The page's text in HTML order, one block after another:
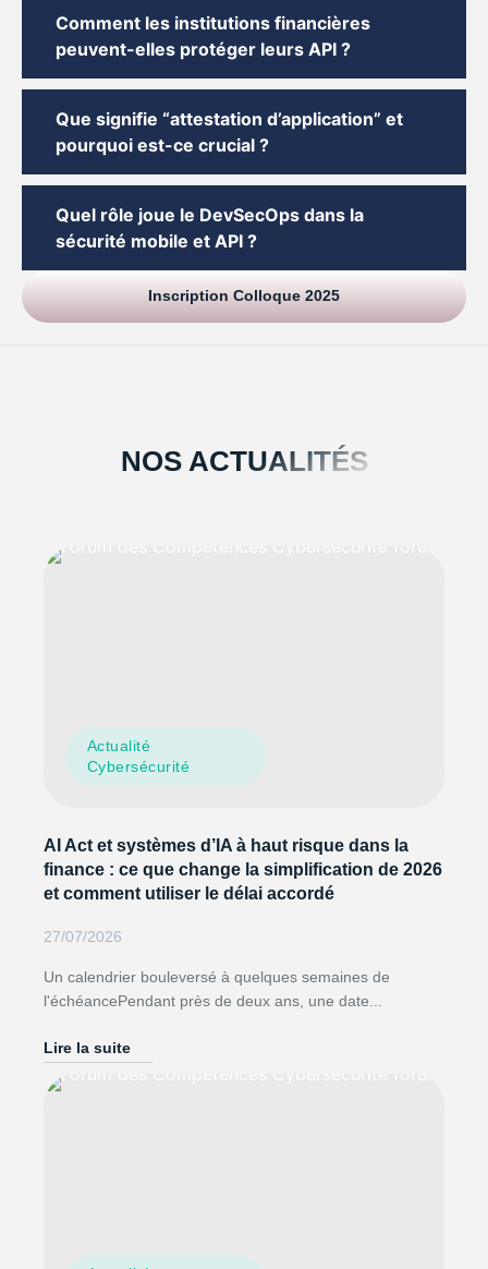
Comment les institutions financières
peuvent-elles protéger leurs API ?
Que signifie “attestation d’application” et
pourquoi est-ce crucial ?
Quel rôle joue le DevSecOps dans la
sécurité mobile et API ?
Inscription Colloque 2025
NOS ACTUALITÉS
Actualité
Cybersécurité
AI Act et systèmes d’IA à haut risque dans la
finance : ce que change la simplification de 2026
et comment utiliser le délai accordé
27/07/2026
Un calendrier bouleversé à quelques semaines de
l'échéancePendant près de deux ans, une date...
Lire la suite